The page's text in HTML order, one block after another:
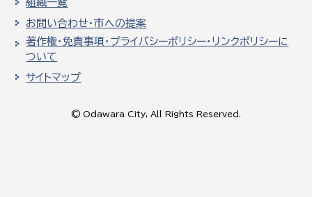
組織一覧
お問い合わせ・市への提案
著作権・免責事項・プライバシーポリシー・リンクポリシーに
ついて
サイトマップ
© Odawara City, All Rights Reserved.